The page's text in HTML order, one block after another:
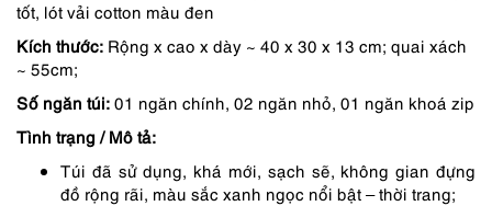
tốt, lót vải cotton màu đen
Kích thước: Rộng x cao x dày ~ 40 x 30 x 13 cm; quai xách
~ 55cm;
Số ngăn túi: 01 ngăn chính, 02 ngăn nhỏ, 01 ngăn khoá zip
Tình trạng / Mô tả:
Túi đã sử dụng, khá mới, sạch sẽ, không gian đựng
đồ rộng rãi, màu sắc xanh ngọc nổi bật – thời trang;